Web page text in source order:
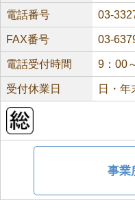
電話番号 03-
FAX番号 03-
電話受付時間 9：00
受付休業日 日・年
事業